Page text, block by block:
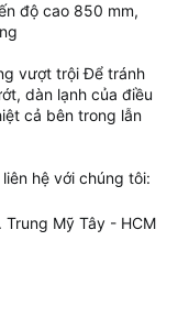
độ cao 850 mm,
vượt trội Để tránh
dàn lạnh của điều
cả bên trong lẫn
hệ với chúng tôi:
Mỹ Tây - HCM